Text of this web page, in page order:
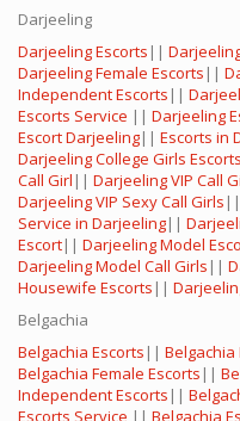
Darjeeling
Darjeeling Escorts ||
Darjeeling Female Escorts ||
Independent Escorts ||
Escorts Service || Darjeeling
Escort Darjeeling|| Escorts in
Darjeeling College Girls Escorts
Call Girl || Darjeeling VIP Call
Darjeeling VIP Sexy Call Girls ||
Service in Darjeeling||
Escort|| Darjeeling Model
Darjeeling Model Call Girls ||
Housewife Escorts ||
Belgachia
Belgachia Escorts || Belgachia
Belgachia Female Escorts ||
Independent Escorts ||
Escorts Service || Belgachia